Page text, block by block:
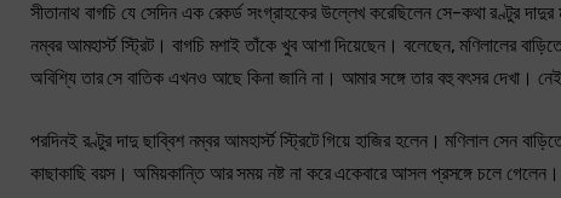
সীতানাথ বাগচি যে সেদিন এক রেকর্ড সংগ্রাহকের উল্লেখ করেছিলেন সে-কথা রণ্টুর
নম্বর আমহার্স্ট স্ট্রিট। বাগচি মশাই তাঁকে খুব আশা দিয়েছেন। বলেছেন, মণিলালের
অবিশ্যি তার সে বাতিক এখনও আছে কিনা জানি না। আমার সঙ্গে তার বহু বৎসর দেখা।
পরদিনই রণ্টুর দাদু ছাব্বিশ নম্বর আমহার্স্ট স্ট্রিটে গিয়ে হাজির হলেন। মণিলাল সেন
কাছাকাছি বয়স। অমিয়কান্তি আর সময় নষ্ট না করে একেবারে আসল প্রসঙ্গে চলে গেলেন।